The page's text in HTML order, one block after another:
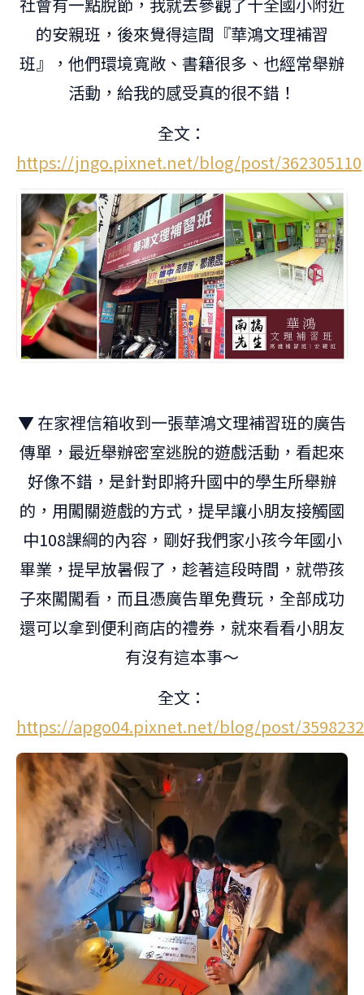
的安親班，後來覺得這間『華鴻文理補習
班』，他們環境寬敞、書籍很多、也經常舉辦
活動，給我的感受真的很不錯！
全文：
https://jngo.pixnet.net/blog/post/362305110
▼ 在家裡信箱收到一張華鴻文理補習班的廣告
傳單，最近舉辦密室逃脫的遊戲活動，看起來
好像不錯，是針對即將升國中的學生所舉辦
的，用闖關遊戲的方式，提早讓小朋友接觸國
中108課綱的內容，剛好我們家小孩今年國小
畢業，提早放暑假了，趁著這段時間，就帶孩
子來闖闖看，而且憑廣告單免費玩，全部成功
還可以拿到便利商店的禮券，就來看看小朋友
有沒有這本事～
全文：
https://apgo04.pixnet.net/blog/post/